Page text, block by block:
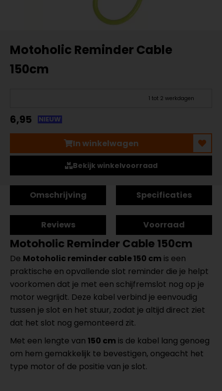
Motoholic Reminder Cable
150cm
1 tot 2 werkdagen
6,95 NIEUW
In winkelwagen
Bekijk winkelvoorraad
Omschrijving Specificaties
Reviews Voorraad
Motoholic Reminder Cable 150cm
De Motoholic reminder cable 150 cm is een
praktische en opvallende slot reminder die je helpt
voorkomen dat je met een schijfremslot nog op je
motor wegrijdt. Deze kabel verbind je eenvoudig
tussen je slot en het stuur, zodat je altijd direct ziet
dat het slot nog gemonteerd zit.
Met een lengte van 150 cm is de kabel lang genoeg
om hem gemakkelijk te bevestigen, ongeacht het
type motor of de positie van je slot.